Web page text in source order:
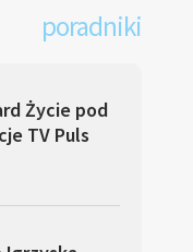
poradniki
Życie pod
TV Puls